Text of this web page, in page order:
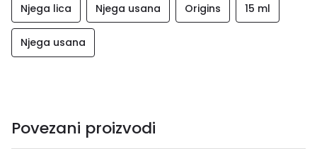
Njega lica Njega usana Origins 15 ml
Njega usana
Povezani proizvodi